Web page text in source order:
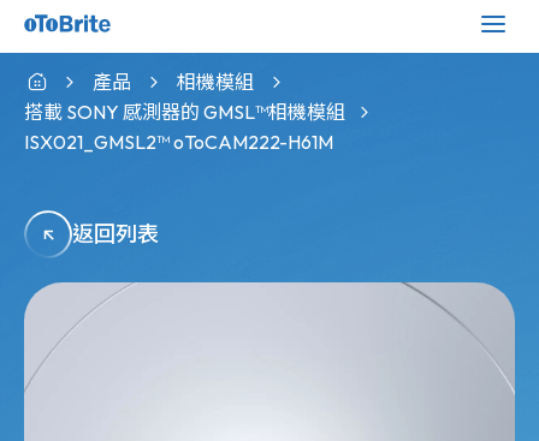
產品
相機模組
搭載 SONY 感測器的 GMSL™相機模組
ISX021_GMSL2™ oToCAM222-H61M
返回列表